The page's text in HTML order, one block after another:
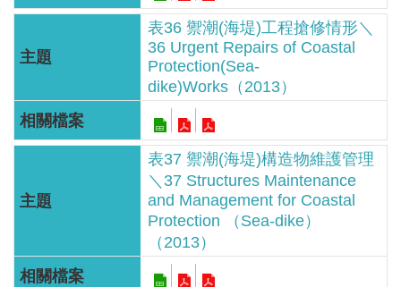
首
頁
意
見
問
表36 禦潮(海堤)工程搶修情形＼
36 Urgent Repairs of Coastal
Protection(Sea-
dike)Works（2013）
表37 禦潮(海堤)構造物維護管理
＼37 Structures Maintenance
and Management for Coastal
Protection （Sea-dike）
（2013）